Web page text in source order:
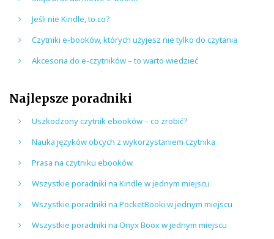
Jeśli nie Kindle, to co?
Czytniki e-booków, których użyjesz nie tylko do czytania
Akcesoria do e-czytników – to warto wiedzieć
Najlepsze poradniki
Uszkodzony czytnik ebooków – co zrobić?
Nauka języków obcych z wykorzystaniem czytnika
Prasa na czytniku ebooków
Wszystkie poradniki na Kindle w jednym miejscu
Wszystkie poradniki na PocketBooki w jednym miejscu
Wszystkie poradniki na Onyx Boox w jednym miejscu